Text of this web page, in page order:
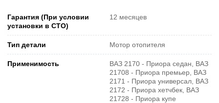
Гарантия (При условии
установки в СТО)
12 месяцев
Тип детали Мотор отопителя
Применимость
ВАЗ 2170 - Приора седан, ВАЗ
21708 - Приора премьер, ВАЗ
2171 - Приора универсал, ВАЗ
2172 - Приора хетчбек, ВАЗ
21728 - Приора купе